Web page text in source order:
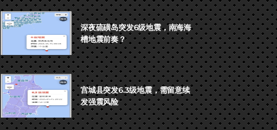
深夜硫磺岛突发6级地震，南海海
槽地震前奏？
宫城县突发6.3级地震，需留意续
发强震风险